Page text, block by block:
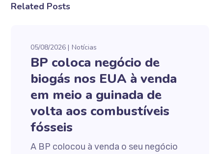
Related Posts
05/08/2026 Notícias
BP coloca negócio de
biogás nos EUA à venda
em meio a guinada de
volta aos combustíveis
fósseis
A BP colocou à venda o seu negócio